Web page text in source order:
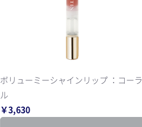
ボリューミーシャインリップ ：コーラ
ル
￥3,630